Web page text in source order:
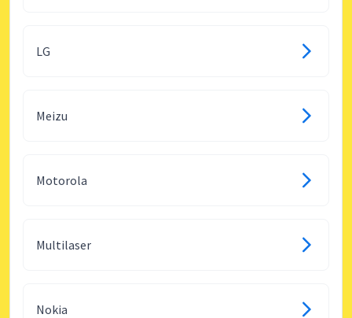
LG
Meizu
Motorola
Multilaser
Nokia